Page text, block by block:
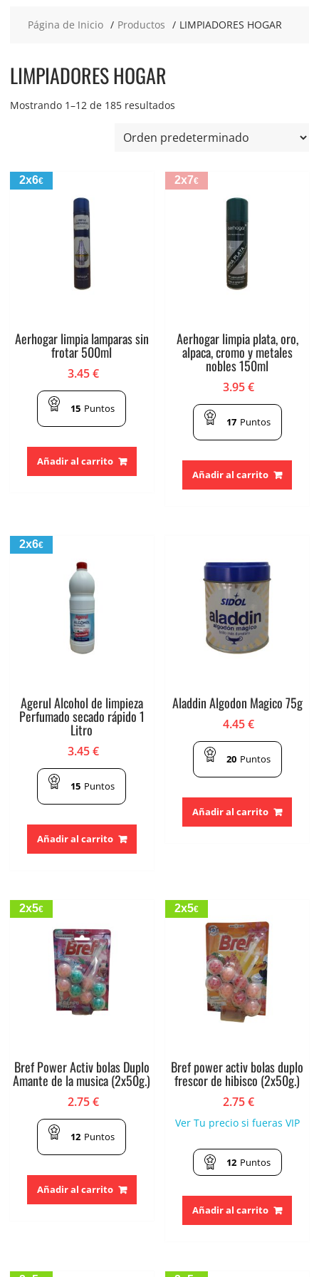
Página de Inicio Productos LIMPIADORES HOGAR
LIMPIADORES HOGAR
Mostrando 1–12 de 185 resultados
2x6€
Aerhogar limpia lamparas sin
frotar 500ml
3.45€
15 Puntos
Añadir al carrito
2x7€
Aerhogar limpia plata, oro,
alpaca, cromo y metales
nobles 150ml
3.95€
17 Puntos
Añadir al carrito
2x6€
Agerul Alcohol de limpieza
Perfumado secado rápido 1
Litro
3.45€
15 Puntos
Añadir al carrito
Aladdin Algodon Magico 75g
4.45€
20 Puntos
Añadir al carrito
2x5€
Bref Power Activ bolas Duplo
Amante de la musica (2x50g.)
2.75€
12 Puntos
Añadir al carrito
2x5€
Bref power activ bolas duplo
frescor de hibisco (2x50g.)
2.75€
Ver Tu precio si fueras VIP
12 Puntos
Añadir al carrito